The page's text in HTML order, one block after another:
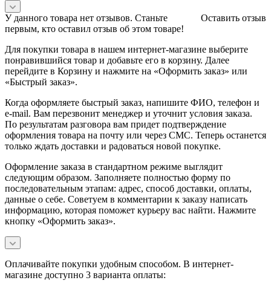
Оставить отзыв
У данного товара нет отзывов. Станьте
первым, кто оставил отзыв об этом товаре!
Для покупки товара в нашем интернет-магазине выберите
понравившийся товар и добавьте его в корзину. Далее
перейдите в Корзину и нажмите на «Оформить заказ» или
«Быстрый заказ».
Когда оформляете быстрый заказ, напишите ФИО, телефон и
e-mail. Вам перезвонит менеджер и уточнит условия заказа.
По результатам разговора вам придет подтверждение
оформления товара на почту или через СМС. Теперь останется
только ждать доставки и радоваться новой покупке.
Оформление заказа в стандартном режиме выглядит
следующим образом. Заполняете полностью форму по
последовательным этапам: адрес, способ доставки, оплаты,
данные о себе. Советуем в комментарии к заказу написать
информацию, которая поможет курьеру вас найти. Нажмите
кнопку «Оформить заказ».
Оплачивайте покупки удобным способом. В интернет-
магазине доступно 3 варианта оплаты: